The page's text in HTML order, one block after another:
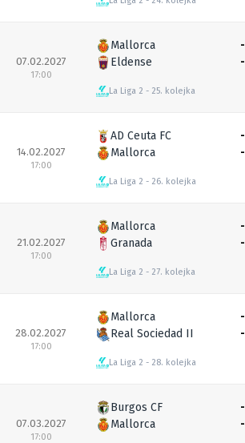
07.02.2027
17:00
Mallorca
Eldense
La Liga 2 25. kolejka
-
-
14.02.2027
17:00
AD Ceuta FC
Mallorca
La Liga 2 26. kolejka
-
-
21.02.2027
17:00
Mallorca
Granada
La Liga 2 27. kolejka
-
-
28.02.2027
17:00
Mallorca
Real Sociedad II
La Liga 2 28. kolejka
-
-
07.03.2027
17:00
Burgos CF
Mallorca
-
-